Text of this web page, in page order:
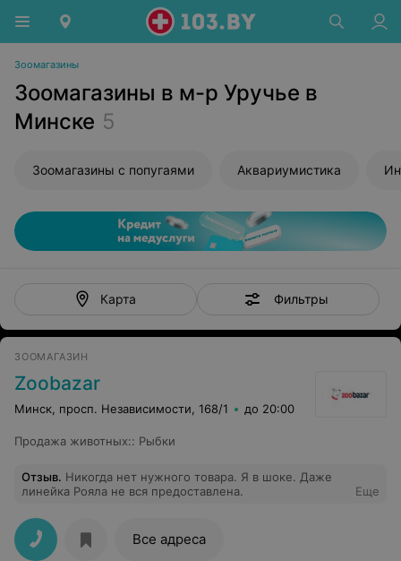
Зоомагазины
Зоомагазины в м-р Уручье в
Минске 5
Зоомагазины с попугаями Аквариумистика
Карта Фильтры
ЗООМАГАЗИН
Zoobazar
Минск, просп. Независимости, 168/1 до 20:00
Продажа животных:: Рыбки
Отзыв. Никогда нет нужного товара. Я в шоке. Даже
линейка Рояла не вся предоставлена.
Еще
Все адреса